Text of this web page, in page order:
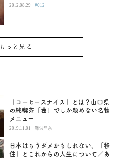
2012.08.29 |#012
もっと見る
「コーヒースナイス」とは？山口県
の純喫茶「茜」でしか頼めない名物
メニュー
2019.11.01 |難波里奈
日本はもうダメかもしれない。「移
住」とこれからの人生について／あ